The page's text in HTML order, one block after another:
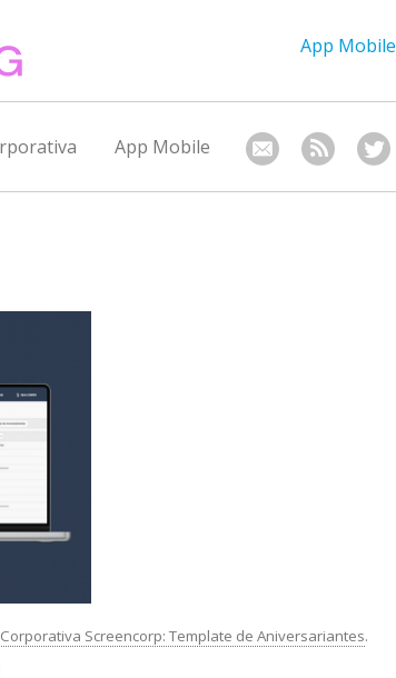
App Mobile
App Mobile
Screencorp: Template de Aniversariantes.